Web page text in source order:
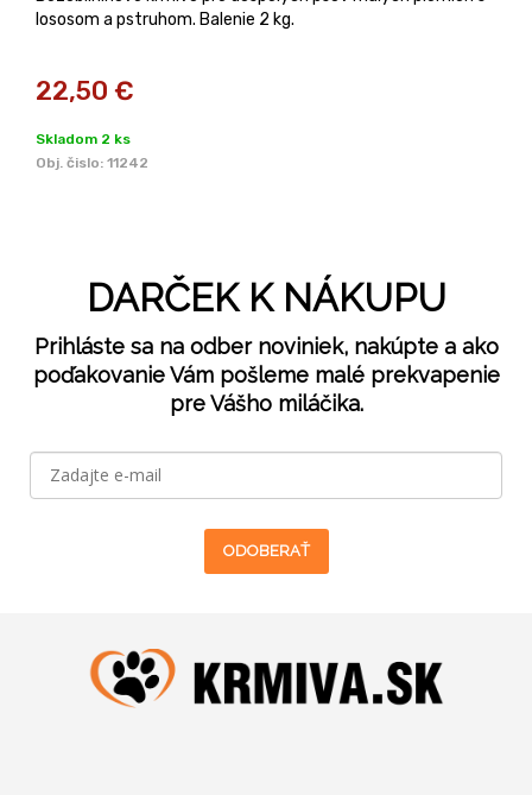
lososom a pstruhom. Balenie 2 kg.
22,50 €
Skladom 2 ks
Obj. čislo: 11242
DARČEK K NÁKUPU
Prihláste sa na odber noviniek, nakúpte a ako
poďakovanie Vám pošleme malé prekvapenie
pre Vášho miláčika.
ODOBERAŤ